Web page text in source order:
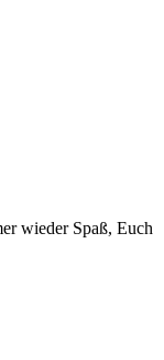
wieder Spaß, Euch